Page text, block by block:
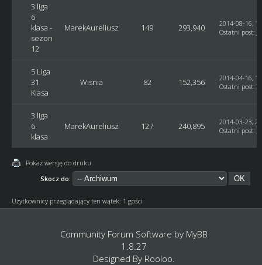
3 liga
6
klasa -
sezon
12
MarekAureliusz 149 293,940
2014-08-16,
Ostatni post:
5 Liga
31
Klasa
Wisnia 82 152,356
2014-04-16,
Ostatni post:
3 liga
6
klasa
MarekAureliusz 127 240,895
2014-03-23,
Ostatni post:
Pokaż wersję do druku
Skocz do:
Użytkownicy przeglądający ten wątek: 1 gości
Community Forum Software by MyBB
1.8.27
Designed By Rooloo